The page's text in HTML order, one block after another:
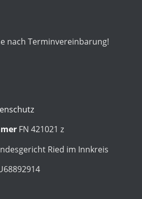
nach Terminvereinbarung!
FN 421021 z
Ried im Innkreis